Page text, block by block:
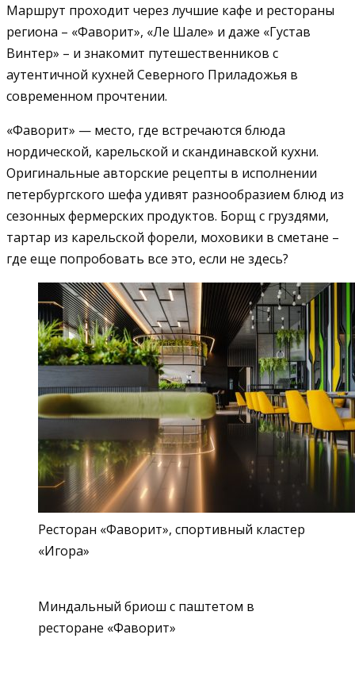
Маршрут проходит через лучшие кафе и рестораны
региона – «Фаворит», «Ле Шале» и даже «Густав
Винтер» – и знакомит путешественников с
аутентичной кухней Северного Приладожья в
современном прочтении.
«Фаворит» — место, где встречаются блюда
нордической, карельской и скандинавской кухни.
Оригинальные авторские рецепты в исполнении
петербургского шефа удивят разнообразием блюд из
сезонных фермерских продуктов. Борщ с груздями,
тартар из карельской форели, моховики в сметане –
где еще попробовать все это, если не здесь?
Ресторан «Фаворит», спортивный кластер
«Игора»
Миндальный бриош с паштетом в
ресторане «Фаворит»